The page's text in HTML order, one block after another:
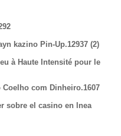
kazino Pin-Up.12937 (2)
à Haute Intensité pour le
com Dinheiro.1607
sobre el casino en lnea